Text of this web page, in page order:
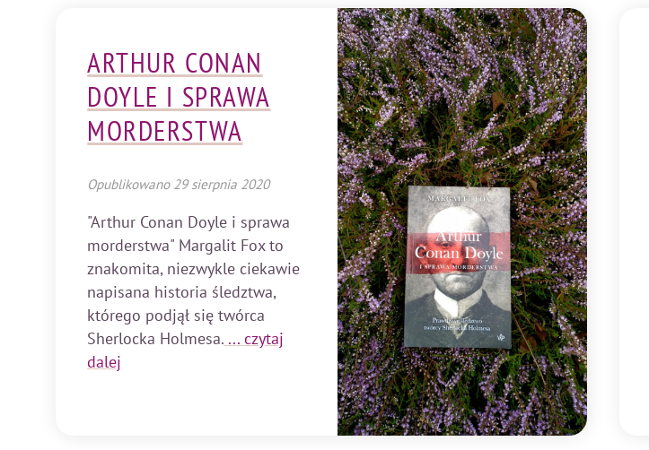
ARTHUR CONAN
DOYLE I SPRAWA
MORDERSTWA
Opublikowano 29 sierpnia 2020
"Arthur Conan Doyle i sprawa
morderstwa" Margalit Fox to
znakomita, niezwykle ciekawie
napisana historia śledztwa,
którego podjął się twórca
Sherlocka Holmesa. ... czytaj
dalej